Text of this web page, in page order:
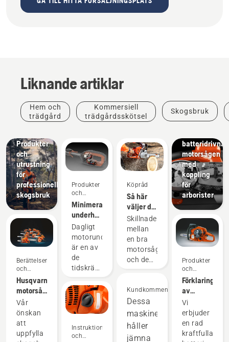
Liknande artiklar
Hem och
trädgård
Kommersiell
trädgårdsskötsel
Skogsbruk
Produkter
och
utrustning
för
professionellt
skogsbruk
Berättelser
och
inspiration
Husqvarnas
motorsågar
–
framdrivna
av våra
användare
Vår
önskan
att
uppfylla
Produkter
och
innovationer
Minimera
underhållet
av
elutrustning
med
batteridrivna
verktyg
Dagligt
motorunderhåll
är en av
de
tidskrävande
som kan
störa
arbetet.
batteridrivna
produkter
Instruktioner
och
Köpråd
Så här
väljer du
den
bästa
motorsågen
för dina
behov
Skillnaden
mellan
en bra
motorsåg
och den
för just
dina
behov
kan vara
betydande.
Kundkommentarer
Dessa
maskiner
håller
jämna
T542i
XP® –
Den
batteridrivna
motorsågen
med
koppling
för
arborister
Produkter
och
innovationer
Förklaring
av
Husqvarnas
X-Torq®-
motor
Vi
erbjuder
en rad
kraftfulla